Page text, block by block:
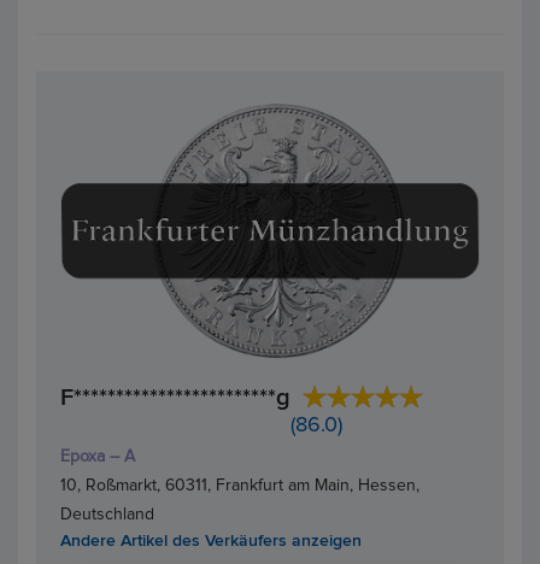
F************************g
(86.0)
Epoxa – A
10, Roßmarkt, 60311, Frankfurt am Main, Hessen,
Deutschland
Andere Artikel des Verkäufers anzeigen